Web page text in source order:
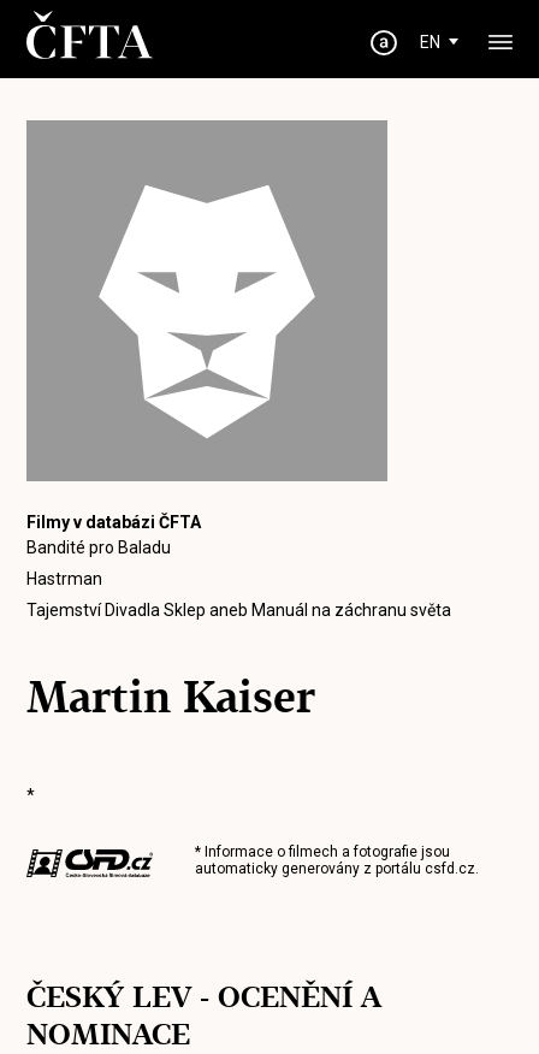
EN
Filmy v databázi ČFTA
Bandité pro Baladu
Hastrman
Tajemství Divadla Sklep aneb Manuál na záchranu světa
Martin Kaiser
*
* Informace o filmech a fotografie jsou
automaticky generovány z portálucsfd.cz.
ČESKÝ LEV - OCENĚNÍ A
NOMINACE